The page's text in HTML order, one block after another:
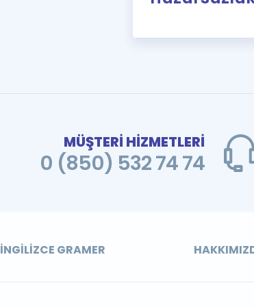
MÜŞTERİ HİZMETLERİ
0 (850) 532 74 74
İNGILIZCE GRAMER